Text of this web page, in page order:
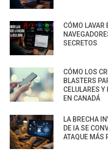
CÓMO LAVAR
SECRETOS
CÓMO LOS
BLASTERS
CELULARES
EN CANADÁ
LA BRECHA
DE IA SE
ATAQUE MÁS